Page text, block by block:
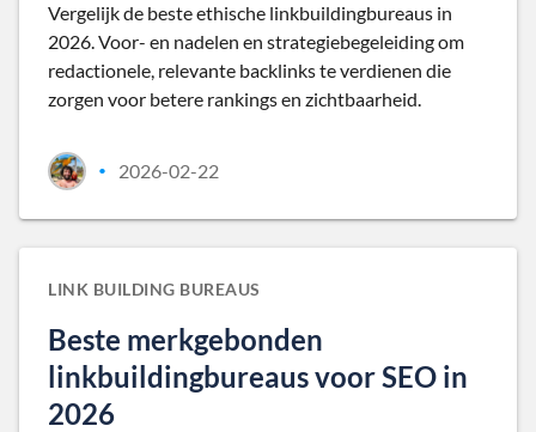
Vergelijk de beste ethische linkbuildingbureaus in
2026. Voor- en nadelen en strategiebegeleiding om
redactionele, relevante backlinks te verdienen die
zorgen voor betere rankings en zichtbaarheid.
• 2026-02-22
LINK BUILDING BUREAUS
Beste merkgebonden
linkbuildingbureaus voor SEO in
2026